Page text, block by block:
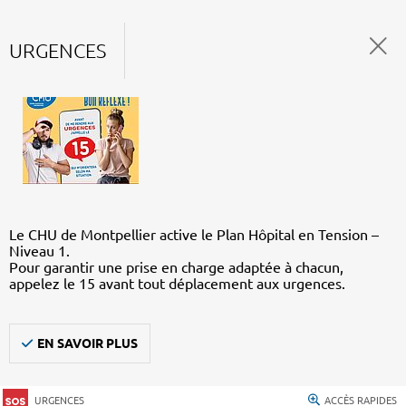
URGENCES
Le CHU de Montpellier active le Plan Hôpital en Tension –
Niveau 1.
Pour garantir une prise en charge adaptée à chacun,
appelez le 15 avant tout déplacement aux urgences.
EN SAVOIR PLUS
URGENCES ACCÈS RAPIDES